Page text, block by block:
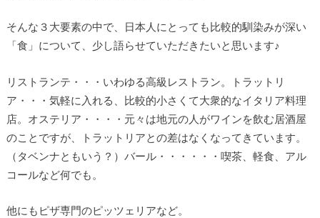
そんな３大要素の中で、日本人にとっても比較的馴染みが深い
「食」について、少し語らせていただきたいと思います♪
リストランテ・・・いわゆる高級レストラン。トラットリ
ア・・・気軽に入れる、比較的小さくて大衆的なイタリア料理
店。オステリア・・・・元々は地元の人がワインを飲む居酒屋
のことですが、トラットリアとの差はなくなってきています。
（タベンナともいう？）バール・・・・・・喫茶、軽食、アル
コールなど何でも。
他にもピザ専門のピッツェリアなど。